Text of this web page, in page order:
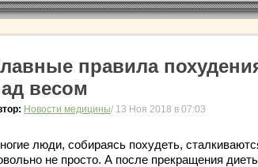
правила
весом
Новости медицины/ 13 Ноя 2018 в 07:03
люди, собираясь похудеть,
не просто. А после прекращения